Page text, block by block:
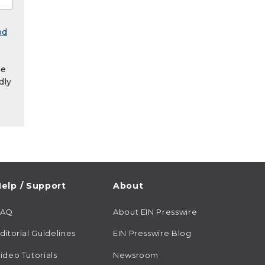
/ Support
Guidelines
Tutorials
About
About EIN Presswire
EIN Presswire Blog
Newsroom